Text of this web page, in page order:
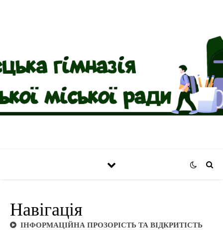
Навігація
ІНФОРМАЦІЙНА ПРОЗОРІСТЬ ТА ВІДКРИТІСТЬ